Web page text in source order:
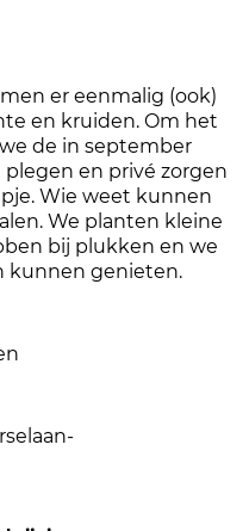
er eenmalig (ook)
en kruiden. Om het
de in september
en privé zorgen
Wie weet kunnen
We planten kleine
bij plukken en we
kunnen genieten.